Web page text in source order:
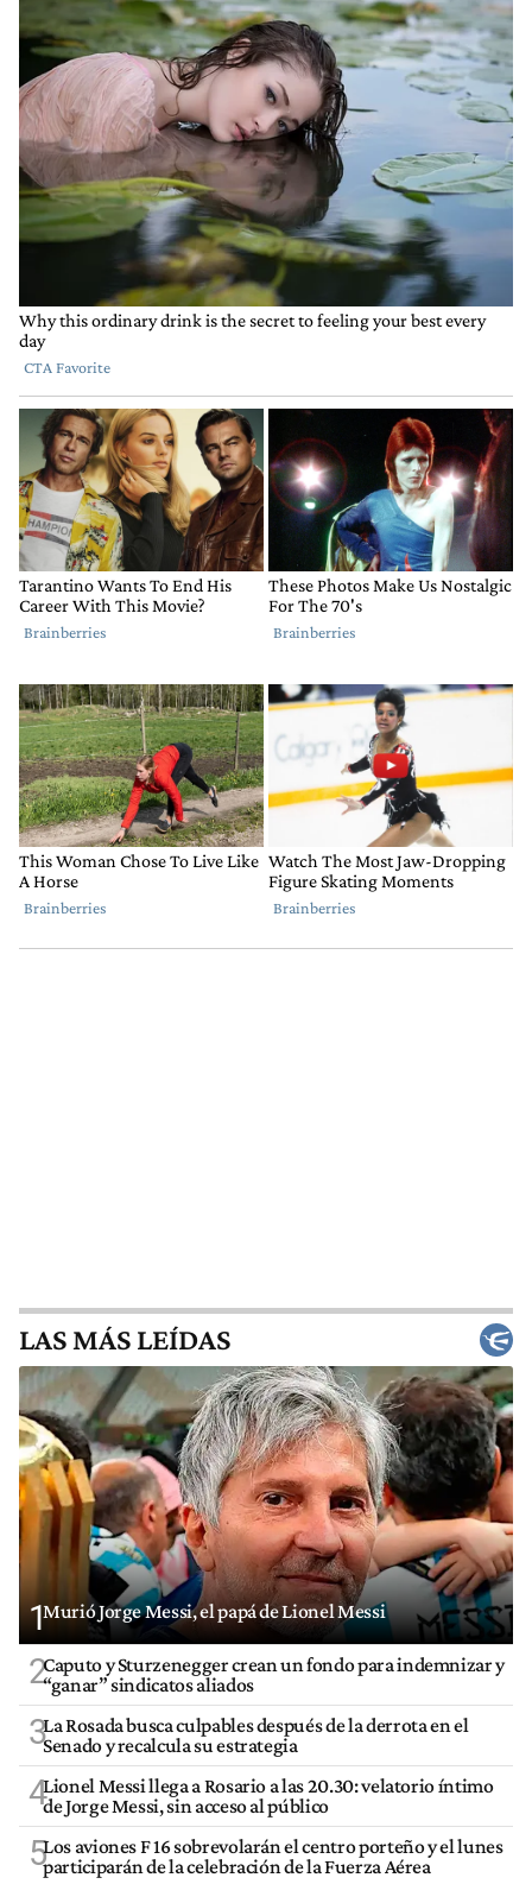
LAS MÁS LEÍDAS
1Murió Jorge Messi, el papá de Lionel Messi
2Caputo y Sturzenegger crean un fondo para indemnizar y
“ganar” sindicatos aliados
3La Rosada busca culpables después de la derrota en el
Senado y recalcula su estrategia
4Lionel Messi llega a Rosario a las 20.30: velatorio íntimo
de Jorge Messi, sin acceso al público
5Los aviones F 16 sobrevolarán el centro porteño y el lunes
participarán de la celebración de la Fuerza Aérea